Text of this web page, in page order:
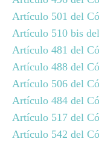
Artículo 501 del
Artículo 510 bis
Artículo 481 del
Artículo 488 del
Artículo 506 del
Artículo 484 del
Artículo 517 del
Artículo 542 del